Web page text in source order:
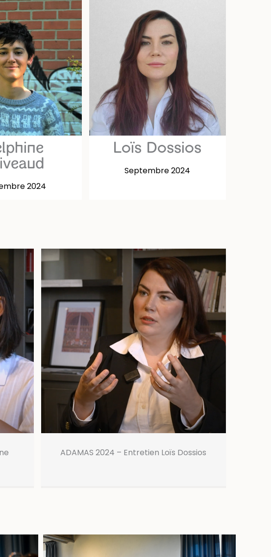
2024
Loïs Dossios
Septembre 2024
ADAMAS 2024 – Entretien Loïs Dossios